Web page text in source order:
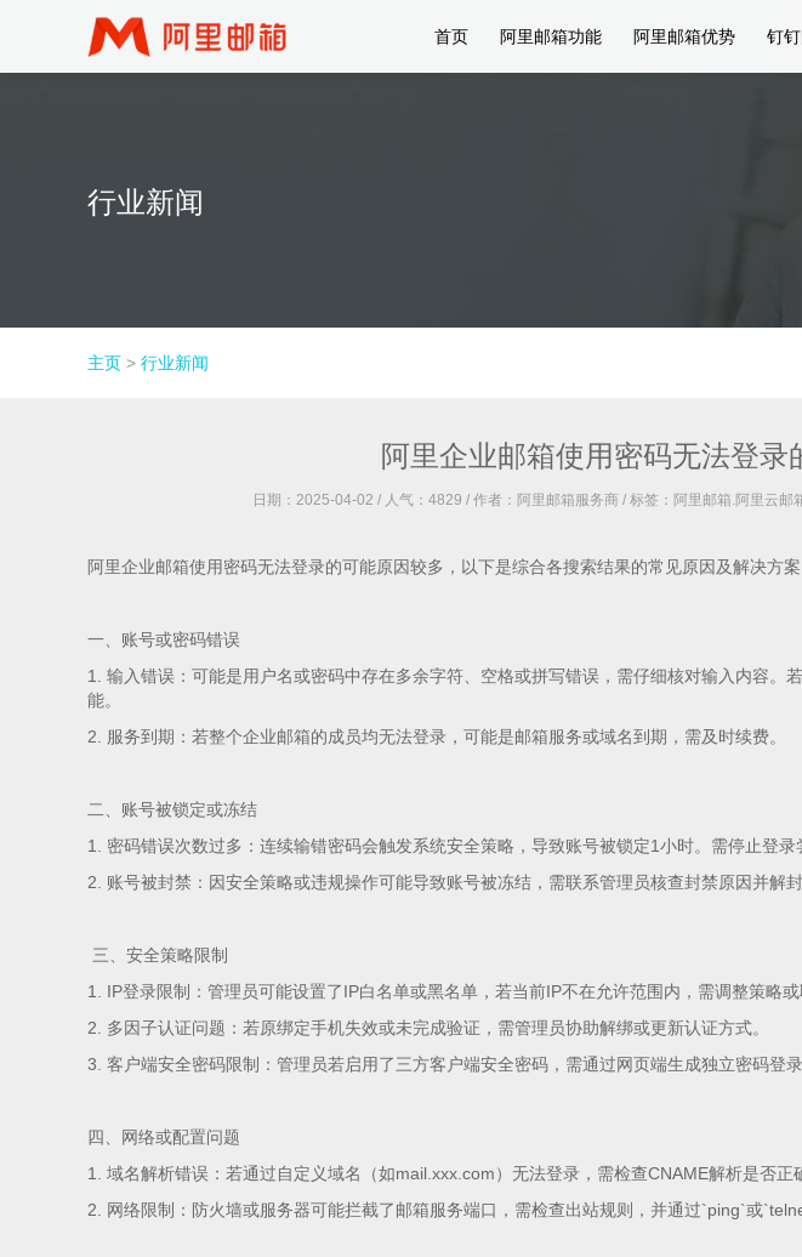
首页 阿里邮箱功能 阿里邮箱优势 钉
行业新闻
主页 > 行业新闻
阿里企业邮箱使用密码无法登录
日期：2025-04-02 / 人气：4829 / 作者：阿里邮箱服务商 / 标签：阿里邮箱.阿里云邮
阿里企业邮箱使用密码无法登录的可能原因较多，以下是综合各搜索结果的常见原因及解决方案
一、账号或密码错误
1. 输入错误：可能是用户名或密码中存在多余字符、空格或拼写错误，需仔细核对输入内容。
能。
2. 服务到期：若整个企业邮箱的成员均无法登录，可能是邮箱服务或域名到期，需及时续费。
二、账号被锁定或冻结
1. 密码错误次数过多：连续输错密码会触发系统安全策略，导致账号被锁定1小时。需停止登录
2. 账号被封禁：因安全策略或违规操作可能导致账号被冻结，需联系管理员核查封禁原因并解封
三、安全策略限制
1. IP登录限制：管理员可能设置了IP白名单或黑名单，若当前IP不在允许范围内，需调整策略或
2. 多因子认证问题：若原绑定手机失效或未完成验证，需管理员协助解绑或更新认证方式。
3. 客户端安全密码限制：管理员若启用了三方客户端安全密码，需通过网页端生成独立密码登录
四、网络或配置问题
1. 域名解析错误：若通过自定义域名（如mail.xxx.com）无法登录，需检查CNAME解析是否正
2. 网络限制：防火墙或服务器可能拦截了邮箱服务端口，需检查出站规则，并通过`ping`或